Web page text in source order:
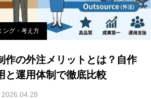
ング・考え方
作の外注メリットとは？自作
と運用体制で徹底比較
2026.04.28